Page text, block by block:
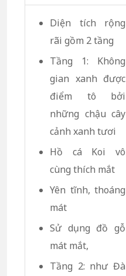
Diện tích rộng
rãi gồm 2 tầng
Tầng 1: Không
gian xanh được
điểm tô bởi
những chậu cây
cảnh xanh tươi
Hồ cá Koi vô
cùng thích mắt
Yên tĩnh, thoáng
mát
Sử dụng đồ gỗ
mát mắt,
Tầng 2: như Đà